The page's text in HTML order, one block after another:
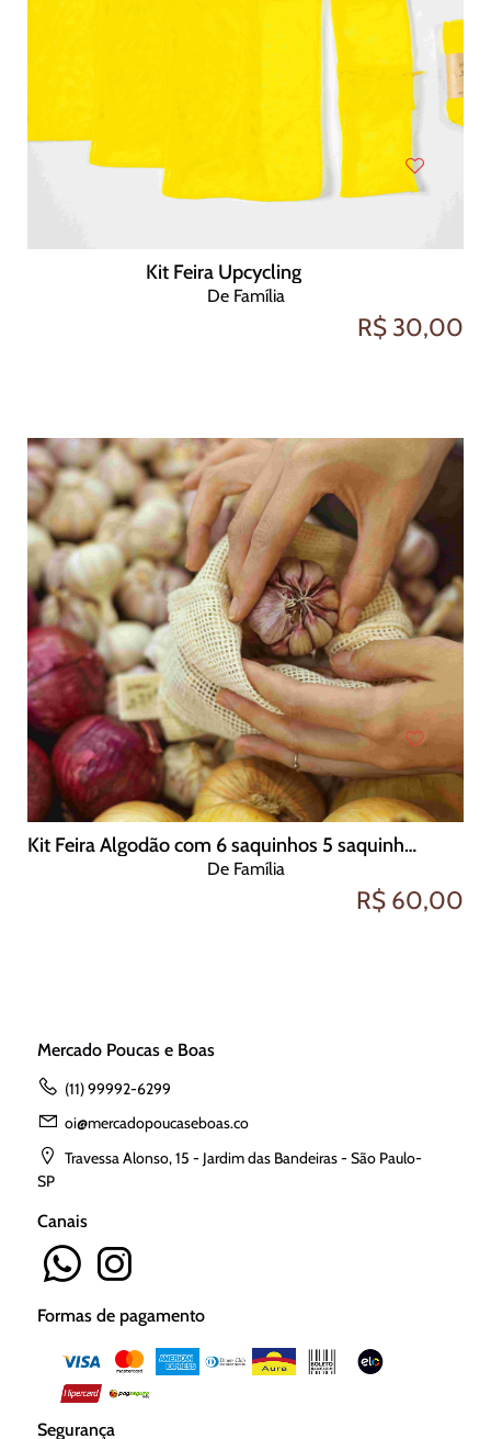
Kit Feira Upcycling
De Família
R$ 30,00
Kit Feira Algodão com 6 saquinhos 5 saquinhos telados e 1 em algodão cru
De Família
R$ 60,00
Mercado Poucas e Boas
(11) 99992-6299
oi@mercadopoucaseboas.co
Travessa Alonso, 15 - Jardim das Bandeiras - São Paulo-
SP
Canais
Formas de pagamento
Segurança